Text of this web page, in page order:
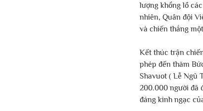
lượng khổng lồ
nhiên, Quân đội
và chiến thắng
Kết thúc trận
phép đến thăm
Shavuot ( Lễ Ngũ
200.000 người đã
đáng kinh ngạc